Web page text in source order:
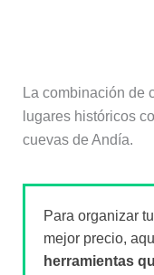
La combinación de
lugares históricos
cuevas de Andía.
Para organizar
mejor precio,
herramientas